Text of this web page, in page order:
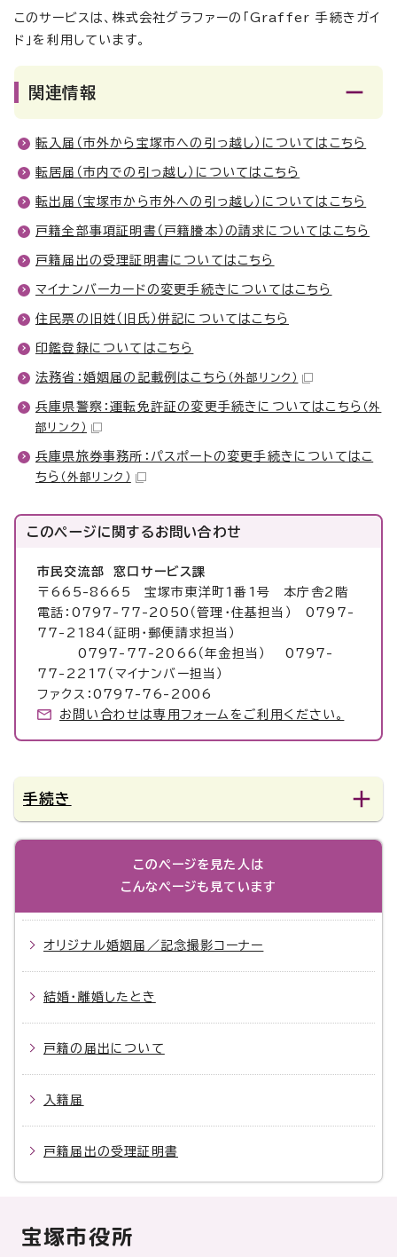
このサービスは、株式会社グラファーの「Graffer 手続きガイ
ド」を利用しています。
関連情報
転入届（市外から宝塚市への引っ越し）についてはこちら
転居届（市内での引っ越し）についてはこちら
転出届（宝塚市から市外への引っ越し）についてはこちら
戸籍全部事項証明書（戸籍謄本）の請求についてはこちら
戸籍届出の受理証明書についてはこちら
マイナンバーカードの変更手続きについてはこちら
住民票の旧姓（旧氏）併記についてはこちら
印鑑登録についてはこちら
法務省：婚姻届の記載例はこちら （外部リンク）
兵庫県警察：運転免許証の変更手続きについてはこちら （外
部リンク）
兵庫県旅券事務所：パスポートの変更手続きについてはこ
ちら （外部リンク）
このページに関するお問い合わせ
市民交流部 窓口サービス課
〒665-8665 宝塚市東洋町1番1号 本庁舎2階
電話：0797-77-2050（管理・住基担当） 0797-
77-2184（証明・郵便請求担当）
0797-77-2066（年金担当） 0797-
77-2217（マイナンバー担当）
ファクス：0797-76-2006
お問い合わせは専用フォームをご利用ください。
手続き
このページを見た人は
こんなページも見ています
オリジナル婚姻届／記念撮影コーナー
結婚・離婚したとき
戸籍の届出について
入籍届
戸籍届出の受理証明書
宝塚市役所